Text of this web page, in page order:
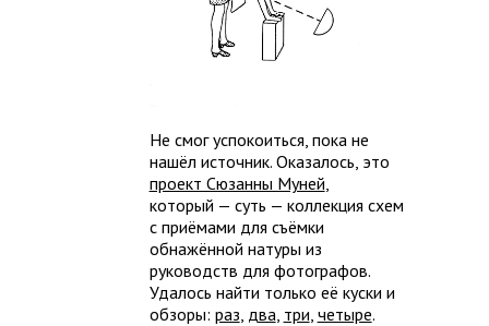
Не смог успокоиться, пока не
нашёл источник. Оказалось, это
проект Сюзанны Муней
который — суть — коллекция схем
с приёмами для съёмки
обнажённой натуры из
руководств для фотографов.
Удалось найти только её куски и
обзоры: раз два три четыре.